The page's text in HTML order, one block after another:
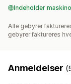
Indeholder
Alle gebyrer
gebyrer faktureres
Anmeldelser